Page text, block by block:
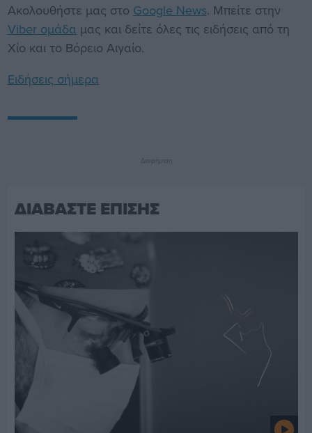
Ακολουθήστε μας στο Google News. Μπείτε στην
Viber ομάδα μας και δείτε όλες τις ειδήσεις από τη
Χίο και το Βόρειο Αιγαίο.
Ειδήσεις σήμερα
Διαφήμιση
ΔΙΑΒΑΣΤΕ ΕΠΙΣΗΣ